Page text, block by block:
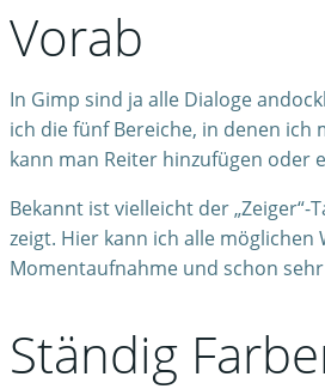
Vorab
In Gimp sind ja alle Dialoge
ich die fünf Bereiche, in denen
kann man Reiter hinzufügen oder
Bekannt ist vielleicht der
zeigt. Hier kann ich alle
Momentaufnahme und schon
Ständig